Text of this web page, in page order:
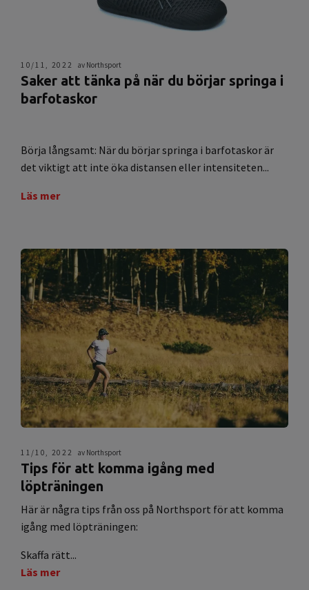
10/11, 2022 av Northsport
Saker att tänka på när du börjar springa i
barfotaskor
Börja långsamt: När du börjar springa i barfotaskor är
det viktigt att inte öka distansen eller intensiteten...
Läs mer
11/10, 2022 av Northsport
Tips för att komma igång med
löpträningen
Här är några tips från oss på Northsport för att komma
igång med löpträningen:
Skaffa rätt...
Läs mer